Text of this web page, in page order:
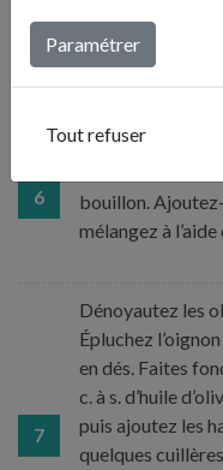
four,
reposer pendant
6
Récupérez le jus
bouillon.
mélangez à
7
Dénoyautez les
Épluchez
en dés. Faites
c. à s. d’huile
puis ajoutez les
quelques
Paramétrer
Tout refuser